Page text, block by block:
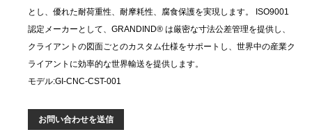
とし、優れた耐荷重性、耐摩耗性、腐食保護を実現します。 ISO9001
認定メーカーとして、GRANDIND® は厳密な寸法公差管理を提供し、
クライアントの図面ごとのカスタム仕様をサポートし、世界中の産業ク
ライアントに効率的な世界輸送を提供します。
モデル:GI-CNC-CST-001
お問い合わせを送信